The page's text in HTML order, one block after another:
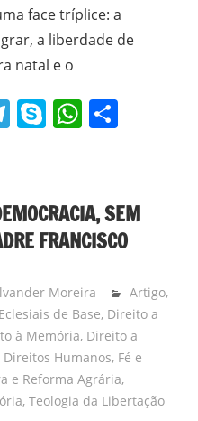
face tríplice: a
a liberdade de
natal e o
Telegram
SkypeShare
SEM
FRANCISCO
Moreira Artigo,
de Base, Direito a
à Memória, Direito a
Direitos Humanos, Fé e
e Reforma Agrária,
, Teologia da Libertação